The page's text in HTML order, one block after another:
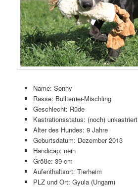
Name: Sonny
Rasse: Bullterrier-Mischling
Geschlecht: Rüde
Kastrationsstatus: (noch) unkastriert
Alter des Hundes: 9 Jahre
Geburtsdatum: Dezember 2013
Handicap: nein
Größe: 39 cm
Aufenthaltsort: Tierheim
PLZ und Ort: Gyula (Ungarn)